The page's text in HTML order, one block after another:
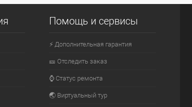
Помощь и сервисы
⚡ Дополнительная гарантия
🎫 Отследить заказ
⌚ Статус ремонта
🌏 Виртуальный тур